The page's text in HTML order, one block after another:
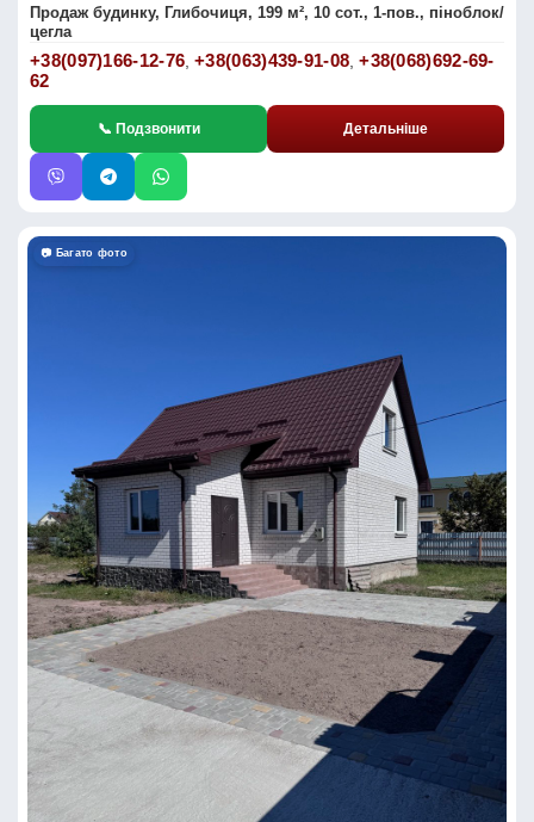
Продаж будинку, Глибочиця, 199 м², 10 сот., 1-пов., піноблок/
цегла
+38(097)166-12-76 ,+38(063)439-91-08 ,+38(068)692-69-
62
📞 Подзвонити Детальніше
📷 Багато фото